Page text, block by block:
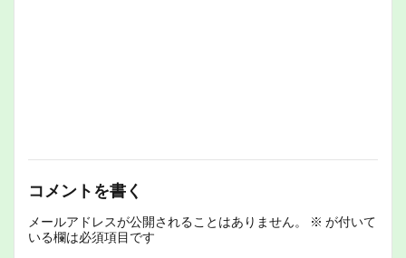
コメントを書く
メールアドレスが公開されることはありません。 ※ が付いて
いる欄は必須項目です